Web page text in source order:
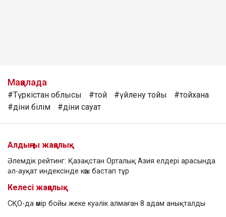
Мақалада
#Түркістан облысы #той #үйлену тойы
#тойхана
#діни білім
#діни сауат
Алдыңғы жаңалық
Әлемдік рейтинг: Қазақстан Орталық Азия елдері арасында
әл-ауқат индексінде көш бастап тұр
Келесі жаңалық
СҚО-да өмір бойы жеке куәлік алмаған 8 адам анықталды